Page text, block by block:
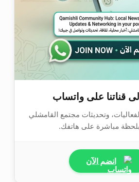
قناتنا على واتساب
الفعاليات، وتحديثات مجتمع القامشلي
مباشرة على هاتفك.
انضم الآن